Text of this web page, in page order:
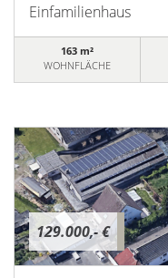
Einfamilienhaus
163 m²
WOHNFLÄCHE
129.000,- €